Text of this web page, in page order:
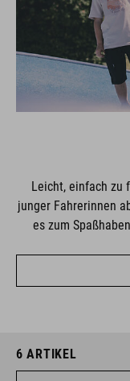
Leicht, einfach zu
junger Fahrerinnen
es zum
6 ARTIKEL